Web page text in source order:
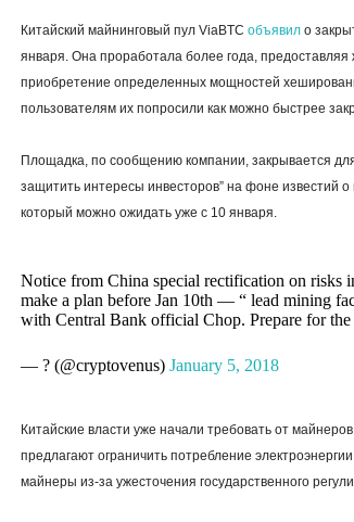
Китайский майнинговый пул ViaBTC объявило
января. Она проработала более года,
приобретение определенных мощностей
пользователям их попросили как можно быстрее
Площадка, по сообщению компании, закрывается
защитить интересы инвесторов” на фоне известий
который можно ожидать уже с 10 января.
Notice from China special rectification on risks
make a plan before Jan 10th — “ lead mining
with Central Bank official Chop. Prepare for
— ? (@cryptovenus) January 5, 2018
Китайские власти уже начали требовать от
предлагают ограничить потребление
майнеры из-за ужесточения государственного